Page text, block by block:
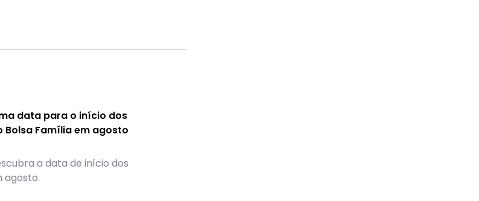
data para o início dos
Bolsa Família em agosto
a data de início dos
agosto.